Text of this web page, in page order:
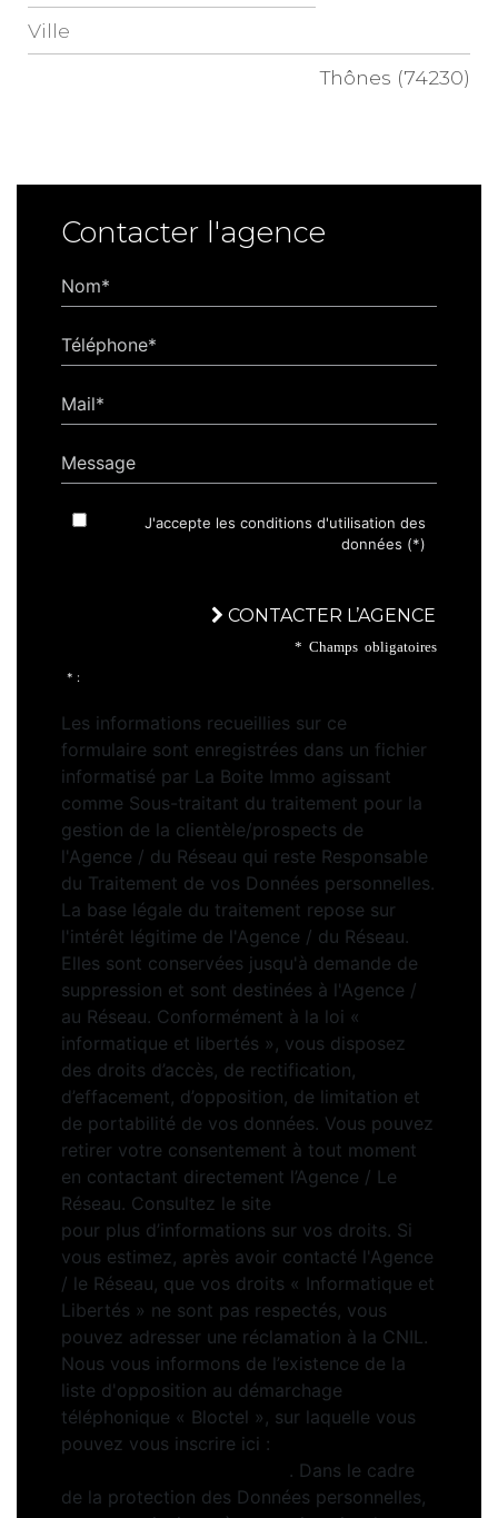
Ville
Thônes (74230)
Contacter l'agence
Nom*
Téléphone*
Mail*
Message
J'accepte les conditions d'utilisation des
données (*)
CONTACTER L’AGENCE
* Champs obligatoires
* :
Les informations recueillies sur ce
formulaire sont enregistrées dans un fichier
informatisé par La Boite Immo agissant
comme Sous-traitant du traitement pour la
gestion de la clientèle/prospects de
l'Agence / du Réseau qui reste Responsable
du Traitement de vos Données personnelles.
La base légale du traitement repose sur
l'intérêt légitime de l'Agence / du Réseau.
Elles sont conservées jusqu'à demande de
suppression et sont destinées à l'Agence /
au Réseau. Conformément à la loi «
informatique et libertés », vous disposez
des droits d’accès, de rectification,
d’effacement, d’opposition, de limitation et
de portabilité de vos données. Vous pouvez
retirer votre consentement à tout moment
en contactant directement l’Agence / Le
Réseau. Consultez le site
pour plus d’informations sur vos droits. Si
vous estimez, après avoir contacté l'Agence
/ le Réseau, que vos droits « Informatique et
Libertés » ne sont pas respectés, vous
pouvez adresser une réclamation à la CNIL.
Nous vous informons de l’existence de la
liste d'opposition au démarchage
téléphonique « Bloctel », sur laquelle vous
pouvez vous inscrire ici :
. Dans le cadre
de la protection des Données personnelles,